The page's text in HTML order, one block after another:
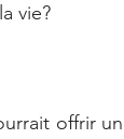
vie?
offrir un